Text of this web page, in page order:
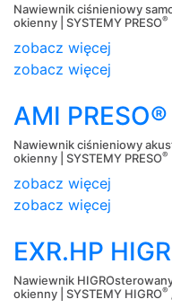
Nawiewnik ciśnieniowy
okienny | SYSTEMY PRESO®
zobacz więcej
zobacz więcej
AMI PRESO®
Nawiewnik ciśnieniowy
okienny | SYSTEMY PRESO®
zobacz więcej
zobacz więcej
EXR.HP
Nawiewnik
okienny | SYSTEMY HIGRO®